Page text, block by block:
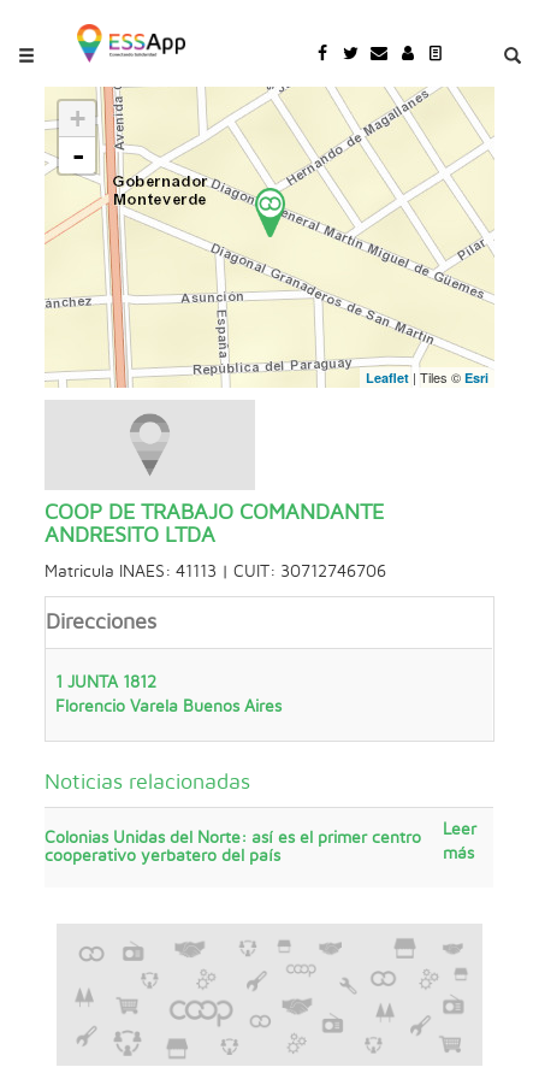
+
-
Leaflet| Tiles © Esri
COOP DE TRABAJO COMANDANTE
ANDRESITO LTDA
Matricula INAES: 41113 | CUIT: 30712746706
Direcciones
1 JUNTA 1812
Florencio Varela Buenos Aires
Noticias relacionadas
Colonias Unidas del Norte: así es el primer centro
cooperativo yerbatero del país
Leer
más